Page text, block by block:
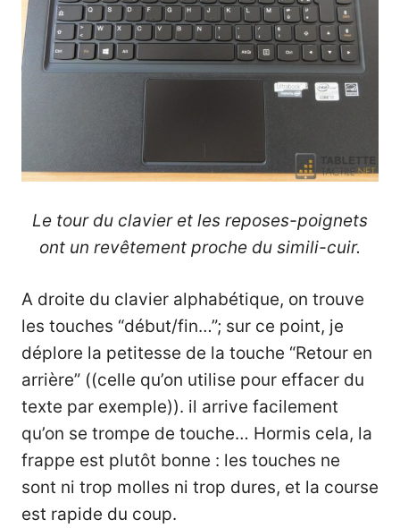
Le tour du clavier et les reposes-poignets
ont un revêtement proche du simili-cuir.
A droite du clavier alphabétique, on trouve
les touches “début/fin…”; sur ce point, je
déplore la petitesse de la touche “Retour en
arrière” ((celle qu’on utilise pour effacer du
texte par exemple)). il arrive facilement
qu’on se trompe de touche… Hormis cela, la
frappe est plutôt bonne : les touches ne
sont ni trop molles ni trop dures, et la course
est rapide du coup.